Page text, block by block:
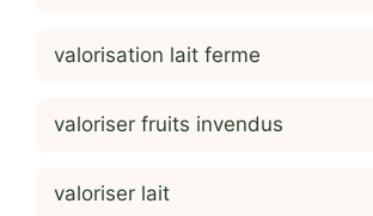
valorisation lait ferme
valoriser fruits invendus
valoriser lait